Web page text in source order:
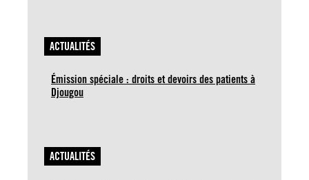
ACTUALITÉS
Émission spéciale : droits et devoirs des patients à
Djougou
ACTUALITÉS